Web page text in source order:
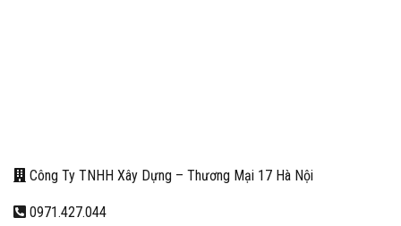
Công Ty TNHH Xây Dựng – Thương Mại 17 Hà Nội
0971.427.044